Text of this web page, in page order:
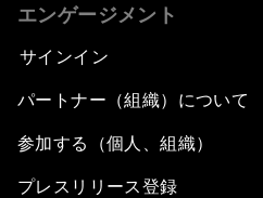
エンゲージメント
サインイン
パートナー（組織）について
参加する（個人、組織）
プレスリリース登録